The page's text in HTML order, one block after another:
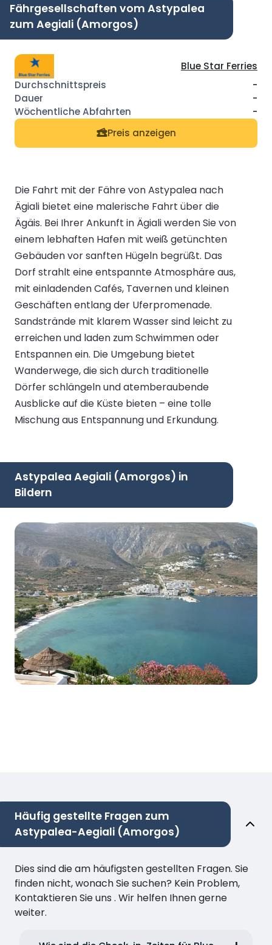
Fährgesellschaften vom Astypalea
zum Aegiali (Amorgos)
Blue Star Ferries
-
-
-
Preis anzeigen
Die Fahrt mit der Fähre von Astypalea nach
Ägiali bietet eine malerische Fahrt über die
Ägäis. Bei Ihrer Ankunft in Ägiali werden Sie von
einem lebhaften Hafen mit weiß getünchten
Gebäuden vor sanften Hügeln begrüßt. Das
Dorf strahlt eine entspannte Atmosphäre aus,
mit einladenden Cafés, Tavernen und kleinen
Geschäften entlang der Uferpromenade.
Sandstrände mit klarem Wasser sind leicht zu
erreichen und laden zum Schwimmen oder
Entspannen ein. Die Umgebung bietet
Wanderwege, die sich durch traditionelle
Dörfer schlängeln und atemberaubende
Ausblicke auf die Küste bieten – eine tolle
Mischung aus Entspannung und Erkundung.
Astypalea Aegiali (Amorgos) in
Bildern
Häufig gestellte Fragen zum
Astypalea-Aegiali (Amorgos)
Dies sind die am häufigsten gestellten Fragen. Sie
finden nicht, wonach Sie suchen? Kein Problem,
Kontaktieren Sie uns . Wir helfen Ihnen gerne
weiter.